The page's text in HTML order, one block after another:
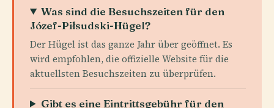
Was sind die Besuchszeiten für den
Józef-Piłsudski-Hügel?
Der Hügel ist das ganze Jahr über geöffnet. Es
wird empfohlen, die offizielle Website für die
aktuellsten Besuchszeiten zu überprüfen.
Gibt es eine Eintrittsgebühr für den